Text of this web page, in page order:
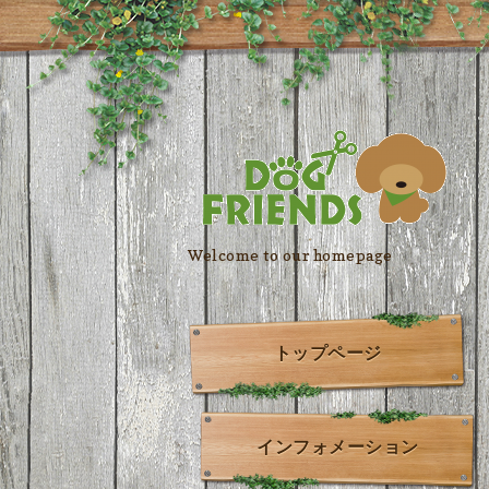
Welcome to our homepage
トップページ
インフォメーション